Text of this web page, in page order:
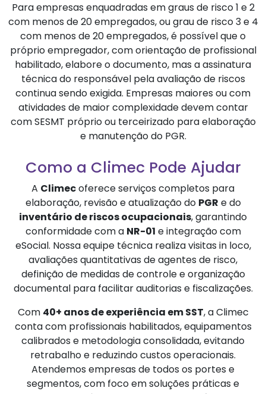
Para empresas enquadradas em graus de risco 1 e 2
com menos de 20 empregados, ou grau de risco 3 e 4
com menos de 20 empregados, é possível que o
próprio empregador, com orientação de profissional
habilitado, elabore o documento, mas a assinatura
técnica do responsável pela avaliação de riscos
continua sendo exigida. Empresas maiores ou com
atividades de maior complexidade devem contar
com SESMT próprio ou terceirizado para elaboração
e manutenção do PGR.
Como a Climec Pode Ajudar
A Climecoferece serviços completos para
elaboração, revisão e atualização do PGR e do
inventário de riscos ocupacionais, garantindo
conformidade com a NR-01 e integração com
eSocial. Nossa equipe técnica realiza visitas in loco,
avaliações quantitativas de agentes de risco,
definição de medidas de controle e organização
documental para facilitar auditorias e fiscalizações.
Com 40+ anos de experiência em SST, a Climec
conta com profissionais habilitados, equipamentos
calibrados e metodologia consolidada, evitando
retrabalho e reduzindo custos operacionais.
Atendemos empresas de todos os portes e
segmentos, com foco em soluções práticas e